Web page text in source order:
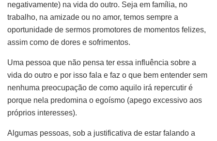
negativamente) na vida do outro. Seja em família, no
trabalho, na amizade ou no amor, temos sempre a
oportunidade de sermos promotores de momentos felizes,
assim como de dores e sofrimentos.
Uma pessoa que não pensa ter essa influência sobre a
vida do outro e por isso fala e faz o que bem entender sem
nenhuma preocupação de como aquilo irá repercutir é
porque nela predomina o egoísmo (apego excessivo aos
próprios interesses).
Algumas pessoas, sob a justificativa de estar falando a